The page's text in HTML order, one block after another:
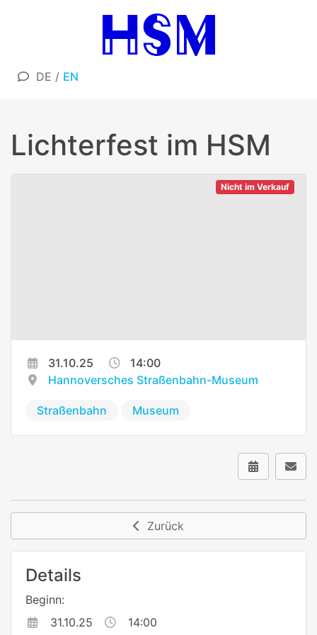
DE / EN
Lichterfest im HSM
Nicht im Verkauf
31.10.25
14:00
Hannoversches Straßenbahn-Museum
Straßenbahn Museum
Zurück
Details
Beginn:
31.10.25
14:00